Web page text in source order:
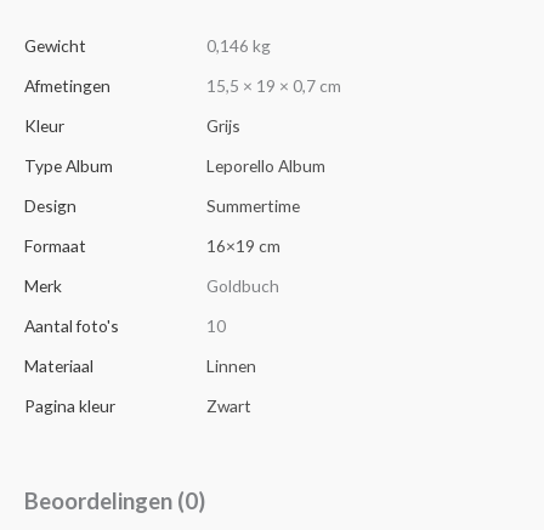
Gewicht
0,146 kg
Afmetingen
15,5 × 19 × 0,7 cm
Kleur
Grijs
Type Album
Leporello Album
Design
Summertime
Formaat
16×19 cm
Merk
Goldbuch
Aantal foto's
10
Materiaal
Linnen
Pagina kleur
Zwart
Beoordelingen (0)